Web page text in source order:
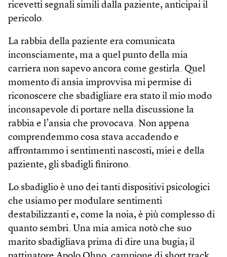
ricevetti segnali simili dalla paziente, anticipai il
pericolo.
La rabbia della paziente era comunicata
inconsciamente, ma a quel punto della mia
carriera non sapevo ancora come gestirla. Quel
momento di ansia improvvisa mi permise di
riconoscere che sbadigliare era stato il mio modo
inconsapevole di portare nella discussione la
rabbia e l’ansia che provocava. Non appena
comprendemmo cosa stava accadendo e
affrontammo i sentimenti nascosti, miei e della
paziente, gli sbadigli finirono.
Lo sbadiglio è uno dei tanti dispositivi psicologici
che usiamo per modulare sentimenti
destabilizzanti e, come la noia, è più complesso di
quanto sembri. Una mia amica notò che suo
marito sbadigliava prima di dire una bugia; il